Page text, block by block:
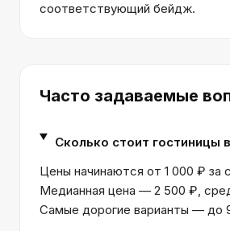
соответствующий бейдж.
Часто задаваемые
Сколько стоит гостиницы
Цены начинаются от 1 000 ₽ за
Медианная цена — 2 500 ₽,
Самые дорогие варианты — до